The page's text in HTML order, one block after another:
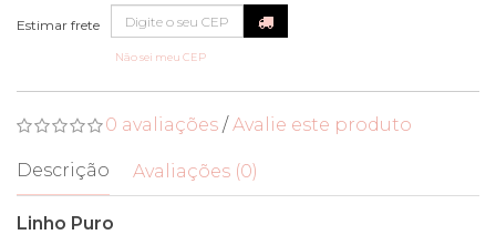
Não sei meu CEP
0 avaliações /Avalie este produto
Descrição Avaliações (0)
Linho Puro